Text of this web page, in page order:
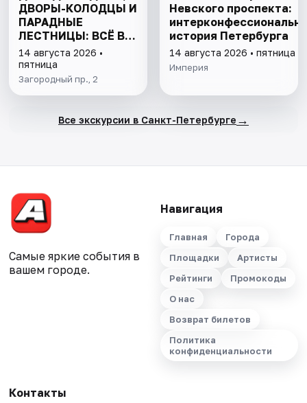
ДВОРЫ-КОЛОДЦЫ И
ПАРАДНЫЕ
ЛЕСТНИЦЫ: ВСЁ В
ОДНОЙ ПРОГУЛКЕ
14 августа 2026 •
пятница
Загородный пр., 2
Невского проспекта:
история Петербурга
14 августа 2026 • пятница
Империя
Все экскурсии в Санкт-Петербурге →
Самые яркие события в
вашем городе.
Навигация
Главная
Города
Площадки
Артисты
Рейтинги
Промокоды
О нас
Возврат билетов
Политика
конфиденциальности
Контакты